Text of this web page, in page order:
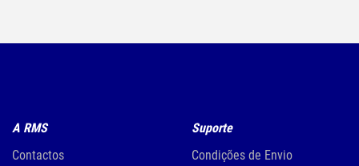
A RMS
Contactos
Suporte
Condições de Envio